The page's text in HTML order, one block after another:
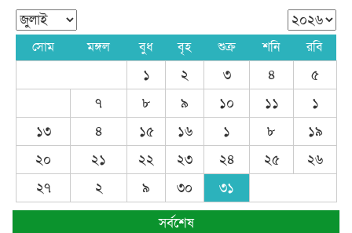
সোম মঙ্গল বুধ বৃহ শুক্র শনি রবি
১ ২ ৩ ৪
৫
৭
৮ ৯ ১০ ১১
১
১৩
৪ ১৫ ১৬ ১ ৮
১৯
২০
২১ ২২ ২৩ ২৪ ২৫
২৬
২৭
২ ৯ ৩০
৩১
সর্বশেষ